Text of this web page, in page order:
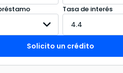
Tasa de interés
Solicito un crédito